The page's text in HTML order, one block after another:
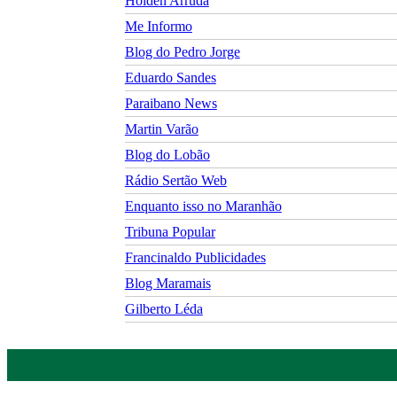
Me Informo
Blog do Pedro Jorge
Eduardo Sandes
Paraibano News
Martin Varão
Blog do Lobão
Rádio Sertão Web
Enquanto isso no Maranhão
Tribuna Popular
Francinaldo Publicidades
Blog Maramais
Gilberto Léda